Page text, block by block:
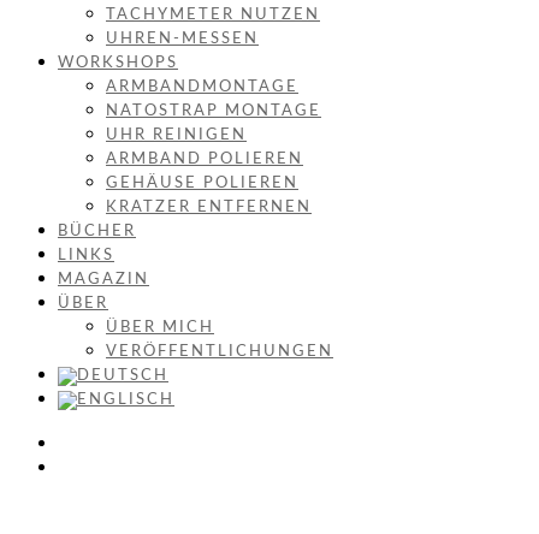
TACHYMETER NUTZEN
UHREN-MESSEN
WORKSHOPS
ARMBANDMONTAGE
NATOSTRAP MONTAGE
UHR REINIGEN
ARMBAND POLIEREN
GEHÄUSE POLIEREN
KRATZER ENTFERNEN
BÜCHER
LINKS
MAGAZIN
ÜBER
ÜBER MICH
VERÖFFENTLICHUNGEN